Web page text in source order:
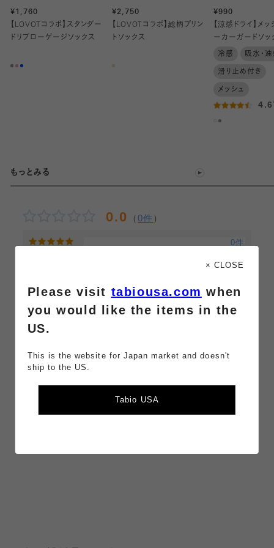
¥1,760
【LOVOTコラボ】スタンダー
ドリブローゲージソックス
¥2,750
【LOVOTコラボ】総柄プリン
トソックス
¥990
【涼感ドライ】メ
ーカーガードソッ
冷感 吸水・
滑り止め付き
メッシュ
もっとみる
0.0 （ 0件 ）
0件
0件
0件
0件
並び替
え
新しい順 評価の高い順 参考になった順
キーワ
検索
× CLOSE
Please visit tabiousa.com when
you would like the items in the
US.
This is the website for Japan market and doesn't
ship to the US.
Tabio USA